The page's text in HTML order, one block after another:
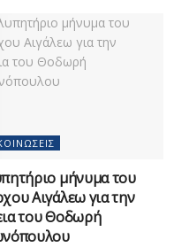
μήνυμα του
Αιγάλεω για την
του Θοδωρή